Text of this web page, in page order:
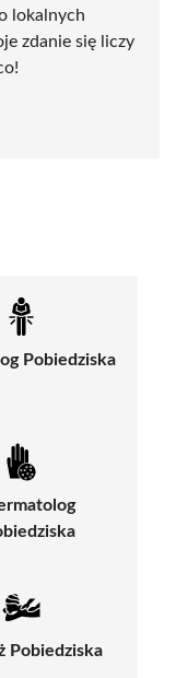
lokalnych
zdanie się liczy
Pobiedziska
Pobiedziska